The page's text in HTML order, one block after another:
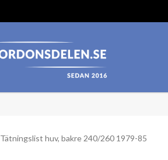
Tätningslist huv, bakre 240/260 1979-85